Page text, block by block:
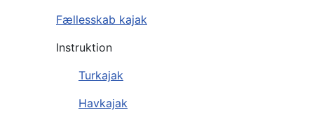
Fællesskab kajak
Instruktion
Turkajak
Havkajak